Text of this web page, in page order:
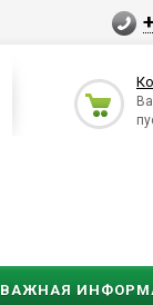
ВАЖНАЯ